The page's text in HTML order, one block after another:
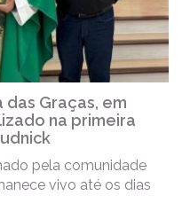
das Graças, em
na primeira
pela comunidade
vivo até os dias